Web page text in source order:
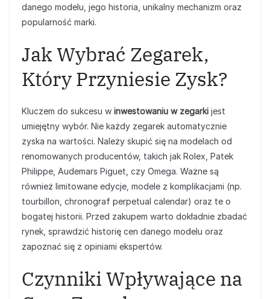
danego modelu, jego historia, unikalny mechanizm oraz
popularność marki.
Jak Wybrać Zegarek,
Który Przyniesie Zysk?
Kluczem do sukcesu w inwestowaniu w zegarki jest
umiejętny wybór. Nie każdy zegarek automatycznie
zyska na wartości. Należy skupić się na modelach od
renomowanych producentów, takich jak Rolex, Patek
Philippe, Audemars Piguet, czy Omega. Ważne są
również limitowane edycje, modele z komplikacjami (np.
tourbillon, chronograf perpetual calendar) oraz te o
bogatej historii. Przed zakupem warto dokładnie zbadać
rynek, sprawdzić historię cen danego modelu oraz
zapoznać się z opiniami ekspertów.
Czynniki Wpływające na